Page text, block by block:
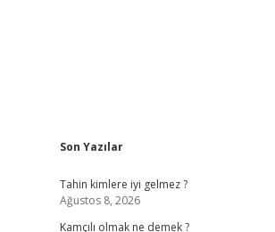
Sidebar
Son Yazılar
Tahin kimlere iyi gelmez ?
Ağustos 8, 2026
Kamçılı olmak ne demek ?